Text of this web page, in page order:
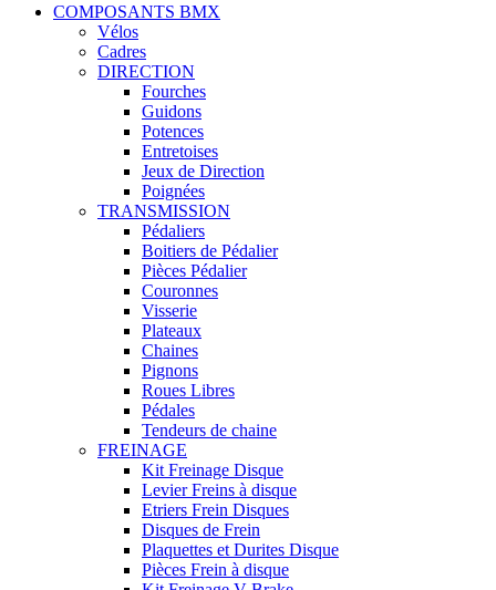
COMPOSANTS BMX
Vélos
Cadres
DIRECTION
Fourches
Guidons
Potences
Entretoises
Jeux de Direction
Poignées
TRANSMISSION
Pédaliers
Boitiers de Pédalier
Pièces Pédalier
Couronnes
Visserie
Plateaux
Chaines
Pignons
Roues Libres
Pédales
Tendeurs de chaine
FREINAGE
Kit Freinage Disque
Levier Freins à disque
Etriers Frein Disques
Disques de Frein
Plaquettes et Durites Disque
Pièces Frein à disque